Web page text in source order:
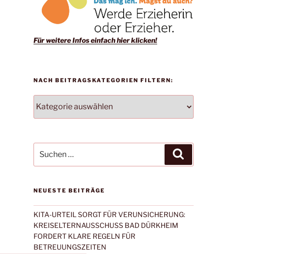
Für weitere Infos einfach hier klicken!
NACH BEITRAGSKATEGORIEN FILTERN:
BEITRAGSKATEGORIEN
FILTERN:
nach:
NEUESTE BEITRÄGE
KITA-URTEIL SORGT FÜR VERUNSICHERUNG:
KREISELTERNAUSSCHUSS BAD DÜRKHEIM
FORDERT KLARE REGELN FÜR
BETREUUNGSZEITEN